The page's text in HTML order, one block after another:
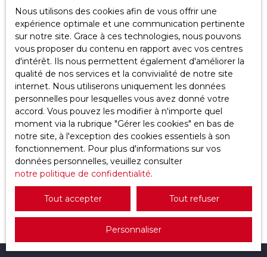
Castillonnès (47330)
Localisation
Budget max (€)
Surface min (m²)
Rechercher
1 370 000€
Charme & prestige – Propriété avec espace
événementiel haut standing
10pièces 956m²
Castillonnès 47330
Ensemble immobilier de charme avec salle de
et-Garonne Découvrez un ensemble immobilier
d’exception, parfaitement rénové, où se
conjuguent authenticité, élégance et confort
Nous utilisons des cookies afin de vous offrir une
expérience optimale et une communication pertinente
sur notre site. Grace à ces technologies, nous pouvons
vous proposer du contenu en rapport avec vos centres
d'intérêt. Ils nous permettent également d'améliorer la
qualité de nos services et la convivialité de notre site
internet. Nous utiliserons uniquement les données
personnelles pour lesquelles vous avez donné votre
accord. Vous pouvez les modifier à n'importe quel
moment via la rubrique ″Gérer les cookies″ en bas de
notre site, à l'exception des cookies essentiels à son
fonctionnement. Pour plus d'informations sur vos
données personnelles, veuillez consulter
notre politique de confidentialité.
Tout accepter Tout refuser
Personnaliser